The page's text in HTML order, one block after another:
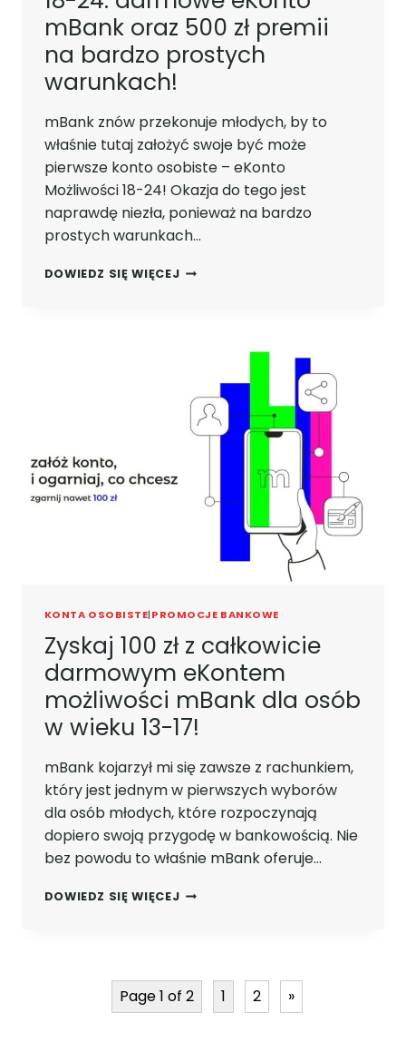
mBank oraz 500 zł premii
na bardzo prostych
warunkach!
mBank znów przekonuje młodych, by to
właśnie tutaj założyć swoje być może
pierwsze konto osobiste – eKonto
Możliwości 18-24! Okazja do tego jest
naprawdę niezła, ponieważ na bardzo
prostych warunkach…
DOWIEDZ SIĘ WIĘCEJGRATKA
DARMOWE
EKONTO
MBANK
PREMII
PROSTYCH
KONTA OSOBISTE|PROMOCJE BANKOWE
Zyskaj 100 zł z całkowicie
darmowym eKontem
możliwości mBank dla osób
w wieku 13-17!
mBank kojarzył mi się zawsze z rachunkiem,
który jest jednym w pierwszych wyborów
dla osób młodych, które rozpoczynają
dopiero swoją przygodę w bankowością. Nie
bez powodu to właśnie mBank oferuje…
DOWIEDZ SIĘ WIĘCEJZYSKAJ
DARMOWYM
EKONTEM
Page 1 of 2 1 2 »